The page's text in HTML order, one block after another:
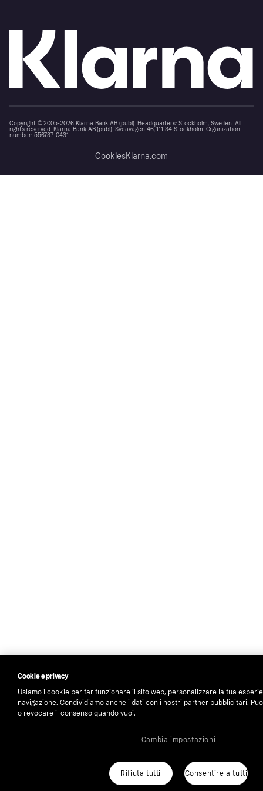
Copyright © 2005-2026 Klarna Bank AB (publ). Headquarters: Stockholm, Sweden. All
rights reserved. Klarna Bank AB (publ). Sveavägen 46, 111 34 Stockholm. Organization
number: 556737-0431
CookiesKlarna.com
Cookie e privacy
Usiamo i cookie per far funzionare il sito web, personalizzare la tua
navigazione. Condividiamo anche i dati con i nostri partner pubblicitari.
o revocare il consenso quando vuoi.
Rifiuta tutti Consentire a tutti
Cambia impostazioni